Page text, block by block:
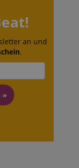
an und
.
»